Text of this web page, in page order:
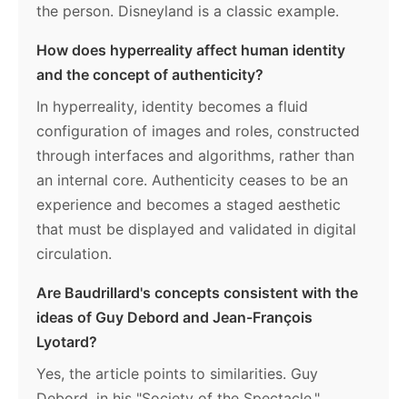
the person. Disneyland is a classic example.
How does hyperreality affect human identity
and the concept of authenticity?
In hyperreality, identity becomes a fluid
configuration of images and roles, constructed
through interfaces and algorithms, rather than
an internal core. Authenticity ceases to be an
experience and becomes a staged aesthetic
that must be displayed and validated in digital
circulation.
Are Baudrillard's concepts consistent with the
ideas of Guy Debord and Jean-François
Lyotard?
Yes, the article points to similarities. Guy